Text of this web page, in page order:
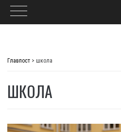
Главпост > школа
ШКОЛА